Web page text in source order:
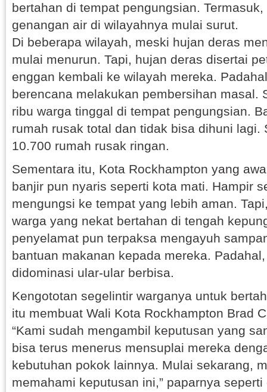
bertahan di tempat pengungsian.
genangan air di wilayahnya mulai surut.
Di beberapa wilayah, meski hujan deras
mulai menurun. Tapi, hujan deras disertai
enggan kembali ke wilayah mereka.
berencana melakukan pembersihan masal.
ribu warga tinggal di tempat pengungsian.
rumah rusak total dan tidak bisa dihuni lagi.
10.700 rumah rusak ringan.
Sementara itu, Kota Rockhampton yang
banjir pun nyaris seperti kota mati. Hampir
mengungsi ke tempat yang lebih aman.
warga yang nekat bertahan di tengah
penyelamat pun terpaksa mengayuh
bantuan makanan kepada mereka.
didominasi ular-ular berbisa.
Kengototan segelintir warganya untuk
itu membuat Wali Kota Rockhampton Brad
“Kami sudah mengambil keputusan yang
bisa terus menerus mensuplai mereka
kebutuhan pokok lainnya. Mulai sekarang,
memahami keputusan ini,” paparnya